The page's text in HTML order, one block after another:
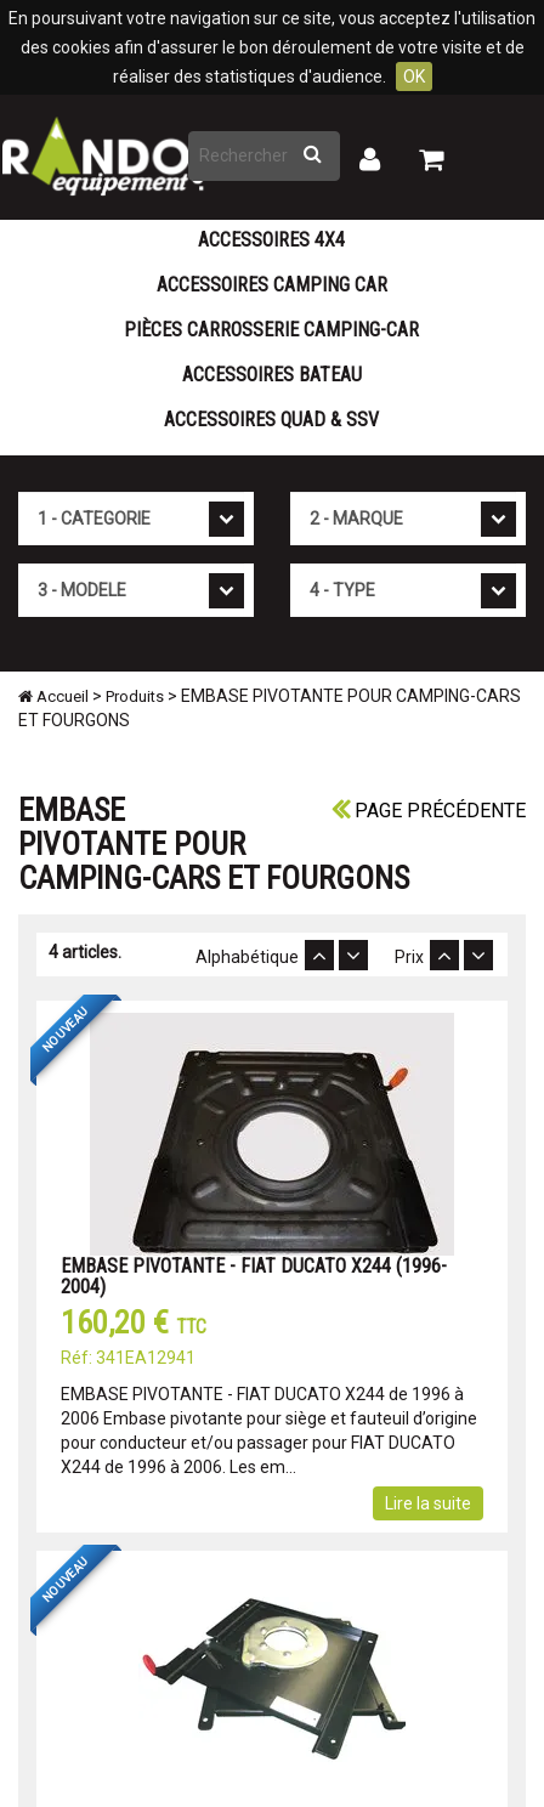
En poursuivant votre navigation sur ce site, vous acceptez l'utilisation
des cookies afin d'assurer le bon déroulement de votre visite et de
réaliser des statistiques d'audience.
OK
Rechercher
Mon
Mon
ACCESSOIRES 4X4
ACCESSOIRES CAMPING CAR
PIÈCES CARROSSERIE CAMPING-CAR
ACCESSOIRES BATEAU
ACCESSOIRES QUAD & SSV
Accueil > Produits > EMBASE PIVOTANTE POUR CAMPING-CARS
ET FOURGONS
PAGE PRÉCÉDENTE
EMBASE
PIVOTANTE POUR
CAMPING-CARS ET FOURGONS
4 articles. Prix
Alphabétique
NOUVEAU
EMBASE PIVOTANTE - FIAT DUCATO X244 (1996-
2004)
160,20 € TTC
Réf: 341EA12941
EMBASE PIVOTANTE - FIAT DUCATO X244 de 1996 à
2006 Embase pivotante pour siège et fauteuil d’origine
pour conducteur et/ou passager pour FIAT DUCATO
X244 de 1996 à 2006. Les em...
Lire la suite
NOUVEAU
Panneau de gestion des cookies